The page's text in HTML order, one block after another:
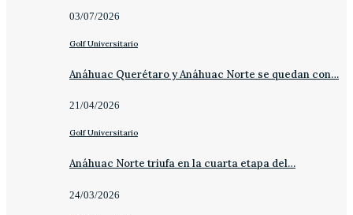
03/07/2026
Golf Universitario
Anáhuac Querétaro y Anáhuac Norte se quedan con…
21/04/2026
Golf Universitario
Anáhuac Norte triufa en la cuarta etapa del…
24/03/2026